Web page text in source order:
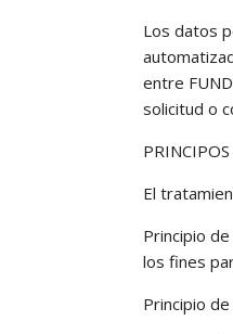
Los datos
entre
solicitud o
El
Principio
los fines
Principio